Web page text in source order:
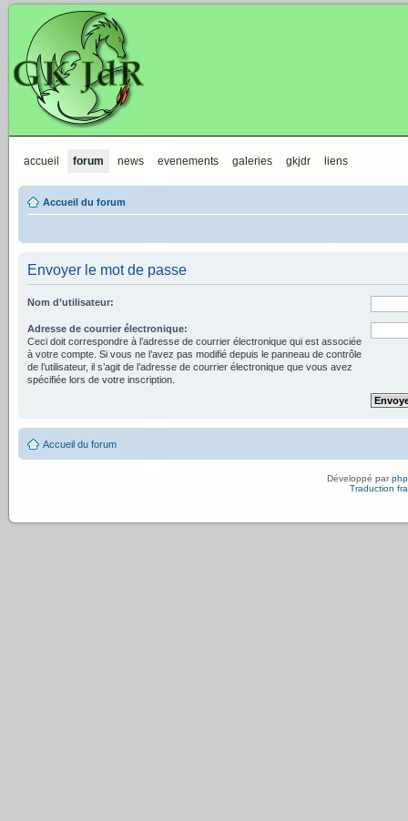
accueil forum news evenements galeries gkjdr liens
Accueil du forum
Envoyer le mot de passe
Nom d’utilisateur:
Adresse de courrier électronique:
Ceci doit correspondre à l’adresse de courrier électronique qui est associée
à votre compte. Si vous ne l’avez pas modifié depuis le panneau de contrôle
de l’utilisateur, il s’agit de l’adresse de courrier électronique que vous avez
spécifiée lors de votre inscription.
Accueil du forum
Développé par
Traduction